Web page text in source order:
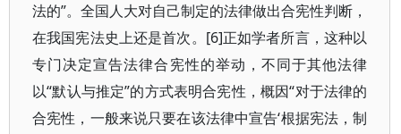
法的”。全国人大对自己制定的法律做出合宪性判断，
在我国宪法史上还是首次。[6]正如学者所言，这种以
专门决定宣告法律合宪性的举动，不同于其他法律
以“默认与推定”的方式表明合宪性，概因“对于法律的
合宪性，一般来说只要在该法律中宣告‘根据宪法，制